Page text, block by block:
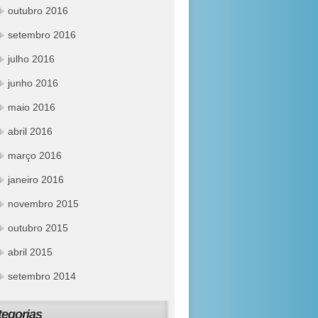
outubro 2016
setembro 2016
julho 2016
junho 2016
maio 2016
abril 2016
março 2016
janeiro 2016
novembro 2015
outubro 2015
abril 2015
setembro 2014